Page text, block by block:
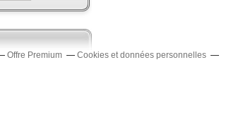
Offre Premium
Cookies et données personnelles